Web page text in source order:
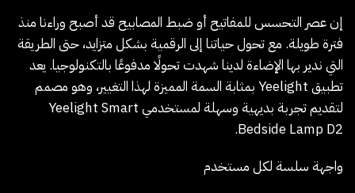
إن عصر التحسس للمفاتيح أو ضبط المصابيح قد أصبح وراءنا منذ
فترة طويلة. مع تحول حياتنا إلى الرقمية بشكل متزايد، حتى الطريقة
التي ندير بها الإضاءة لدينا شهدت تحولًا مدفوعًا بالتكنولوجيا. يعد
تطبيق Yeelight بمثابة السمة المميزة لهذا التغيير، وهو مصمم
لتقديم تجربة بديهية وسهلة لمستخدمي Yeelight Smart
Bedside Lamp D2.
واجهة سلسة لكل مستخدم